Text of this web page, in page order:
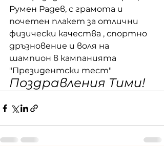
Румен Радев, с грамота и
почетен плакет за отлични
физически качества , спортно
дръзновение и воля на
шампион в кампанията
"Президентски тест"
Поздравления Тими!